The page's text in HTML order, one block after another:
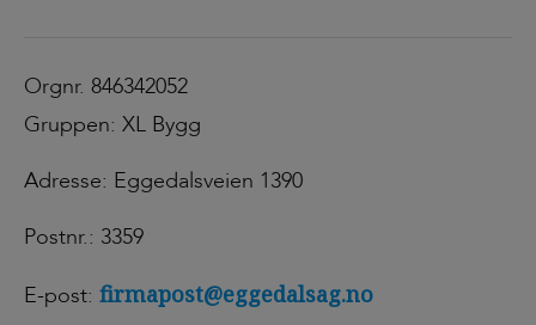
Orgnr. 846342052
Gruppen: XL Bygg
Adresse: Eggedalsveien 1390
Postnr.: 3359
E-post: firmapost@eggedalsag.no